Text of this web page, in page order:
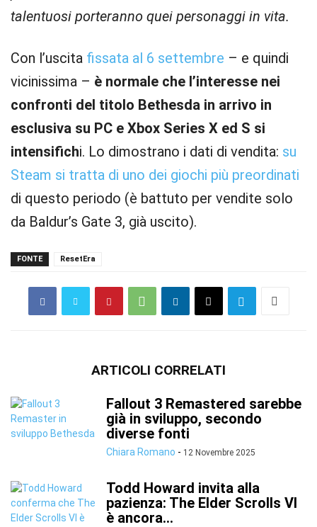
talentuosi porteranno quei personaggi in vita.
Con l’uscita fissata al 6 settembre – e quindi
vicinissima – è normale che l’interesse nei
confronti del titolo Bethesda in arrivo in
esclusiva su PC e Xbox Series X ed S si
intensifichi. Lo dimostrano i dati di vendita: su
Steam si tratta di uno dei giochi più preordinati
di questo periodo (è battuto per vendite solo
da Baldur’s Gate 3, già uscito).
FONTE ResetEra
ARTICOLI CORRELATI
Fallout 3 Remastered sarebbe
già in sviluppo, secondo
diverse fonti
Chiara Romano - 12 Novembre 2025
Todd Howard invita alla
pazienza: The Elder Scrolls VI
è ancora...